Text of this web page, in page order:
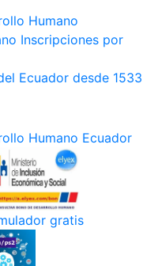
Humano
Inscripciones por
Ecuador desde 1533
Humano Ecuador
gratis